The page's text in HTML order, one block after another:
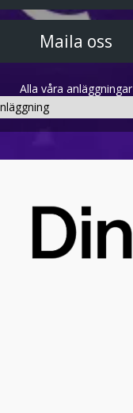
Maila oss
Alla våra anläggningar